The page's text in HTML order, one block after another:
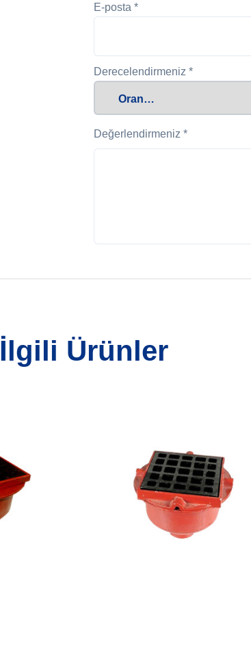
E-posta *
Derecelendirmeniz *
Değerlendirmeniz *
İlgili Ürünler